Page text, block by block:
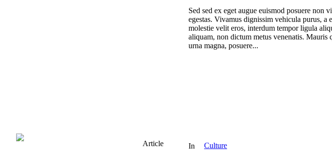
Sed sed ex eget augue euismod posuere non
egestas. Vivamus dignissim vehicula purus,
molestie velit eros, interdum tempor ligula
aliquam, non dictum metus venenatis.
urna magna, posuere...
Article In Culture